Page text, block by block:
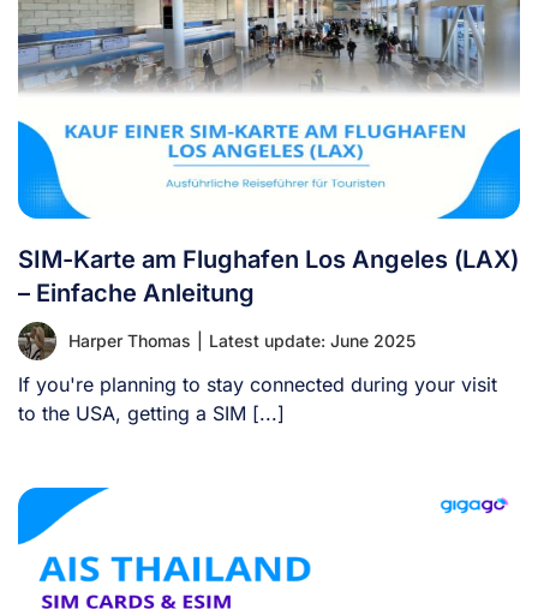
SIM-Karte am Flughafen Los Angeles (LAX)
– Einfache Anleitung
Harper Thomas Latest update: June 2025
If you're planning to stay connected during your visit
to the USA, getting a SIM [...]